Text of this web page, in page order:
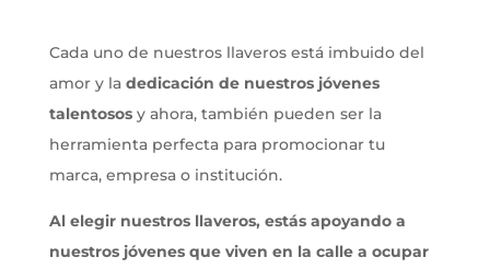
Cada uno de nuestros llaveros está imbuido del
amor y la dedicación de nuestros jóvenes
talentososy ahora, también pueden ser la
herramienta perfecta para promocionar tu
marca, empresa o institución.
Al elegir nuestros llaveros, estás apoyando a
nuestros jóvenes que viven en la calle a ocupar